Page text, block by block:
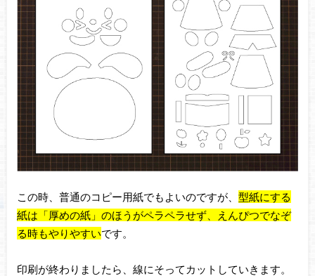
この時、普通のコピー用紙でもよいのですが、 型紙にする
紙は「厚めの紙」のほうがペラペラせず、えんぴつでなぞ
る時もやりやすいです。
印刷が終わりましたら、線にそってカットしていきます。